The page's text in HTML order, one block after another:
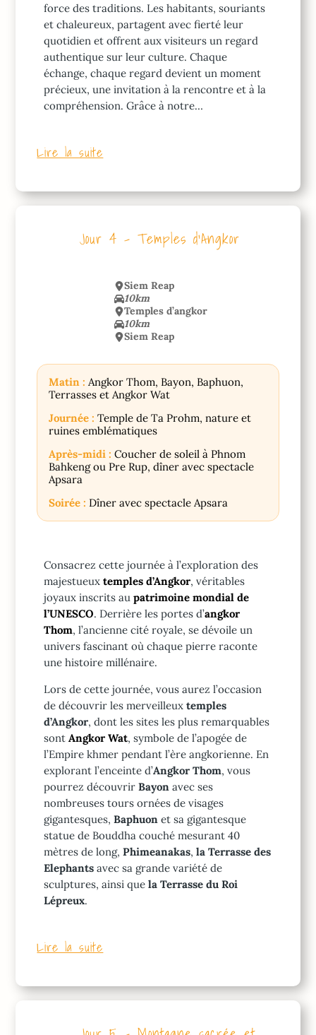
force des traditions. Les habitants, souriants
et chaleureux, partagent avec fierté leur
quotidien et offrent aux visiteurs un regard
authentique sur leur culture. Chaque
échange, chaque regard devient un moment
précieux, une invitation à la rencontre et à la
compréhension. Grâce à notre…
Lire la suite
Jour 4 – Temples d’Angkor
Siem Reap
10km
Temples d’angkor
10km
Siem Reap
Matin : Angkor Thom, Bayon, Baphuon,
Terrasses et Angkor Wat
Journée : Temple de Ta Prohm, nature et
ruines emblématiques
Après-midi : Coucher de soleil à Phnom
Bahkeng ou Pre Rup, dîner avec spectacle
Apsara
Soirée : Dîner avec spectacle Apsara
Consacrez cette journée à l’exploration des
majestueuxtemples d’Angkor, véritables
joyaux inscrits aupatrimoine mondial de
l’UNESCO. Derrière les portes d’angkor
Thom, l’ancienne cité royale, se dévoile un
univers fascinant où chaque pierre raconte
une histoire millénaire.
Lors de cette journée, vous aurez l’occasion
de découvrir les merveilleuxtemples
d’Angkor, dont les sites les plus remarquables
sontAngkor Wat, symbole de l’apogée de
l’Empire khmer pendant l’ère angkorienne. En
explorant l’enceinte d’Angkor Thom, vous
pourrez découvrirBayon avec ses
nombreuses tours ornées de visages
gigantesques,Baphuon et sa gigantesque
statue de Bouddha couché mesurant 40
mètres de long,Phimeanakas,la Terrasse des
Elephants avec sa grande variété de
sculptures, ainsi quela Terrasse du Roi
Lépreux.
Lire la suite